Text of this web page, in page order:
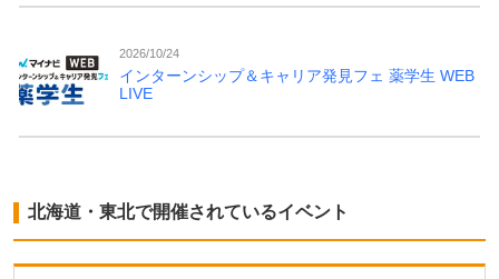
2026/10/24
インターンシップ＆キャリア発見フェ 薬学生 WEB
LIVE
北海道・東北で開催されているイベント